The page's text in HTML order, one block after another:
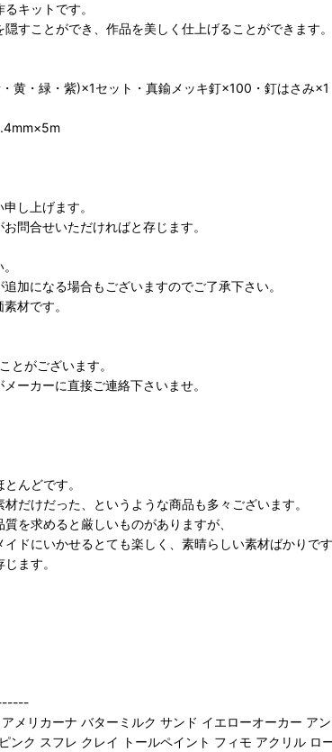
キットです。
すことができ、作品を美しく仕上げることができます。
黄・緑・紫)×1セット・真鍮メッキ釘×100・釘はさみ×1
し上げます。
問合せいただければと存じます。
加になる場合もございますのでご了承下さい。
材です。
とがございます。
ーカーに直接ご連絡下さいませ。
んどです。
だけだった、というような商品も多々ございます。
を求めると厳しいものがありますが、
ドにいかせるとても楽しく、素晴らしい素材ばかりです
ます。
メリカーナ バターミルク サンド イエローオーカー
ンク スフレ クレイ トールペイント フィモ アクリル